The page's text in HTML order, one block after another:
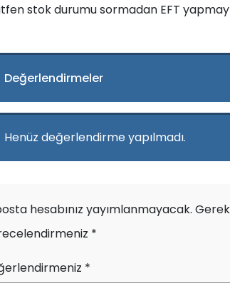
stok durumu sormadan EFT
Değerlendirmeler
Henüz değerlendirme yapılmadı.
hesabınız yayımlanmayacak.
*
*